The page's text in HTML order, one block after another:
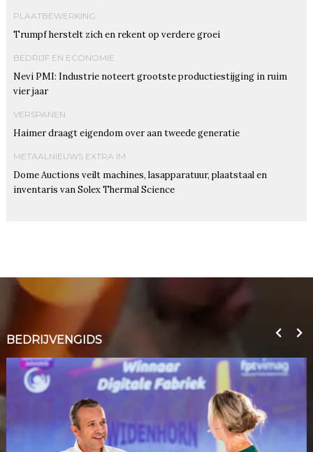
PLAATBEWERKING
Trumpf herstelt zich en rekent op verdere groei
BEDRIJF EN ECONOMIE
Nevi PMI: Industrie noteert grootste productiestijging in ruim
vier jaar
VERSPANEN
Haimer draagt eigendom over aan tweede generatie
METAALNIEUWS EXTRA IM
Dome Auctions veilt machines, lasapparatuur, plaatstaal en
inventaris van Solex Thermal Science
BEDRIJVENGIDS